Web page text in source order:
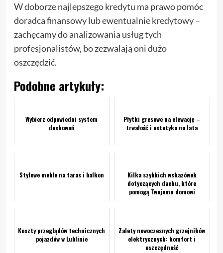
W doborze najlepszego kredytu ma prawo pomóc
doradca finansowy lub ewentualnie kredytowy –
zachęcamy do analizowania usług tych
profesjonalistów, bo zezwalają oni dużo
oszczędzić.
Podobne artykuły:
Wybierz odpowiedni system
deskowań
Płytki gresowe na elewację –
trwałość i estetyka na lata
Stylowe meble na taras i balkon
Kilka szybkich wskazówek
dotyczących dachu, które
pomogą Twojemu domowi
Koszty przeglądów technicznych
pojazdów w Lublinie
Zalety nowoczesnych grzejników
elektrycznych: komfort i
oszczędność